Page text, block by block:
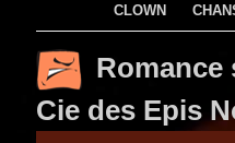
CLOWN
Romance
Cie des Epis